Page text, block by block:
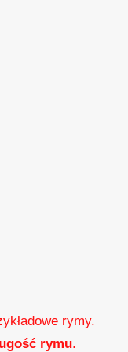
rymy.
rymu.